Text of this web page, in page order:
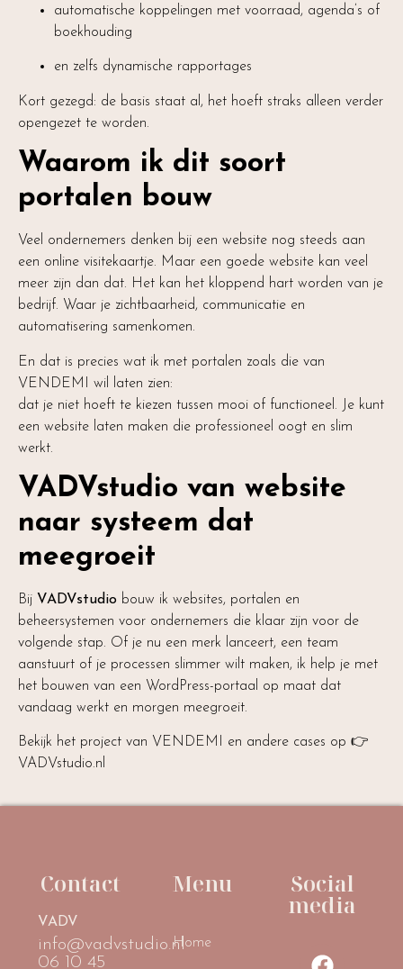
automatische koppelingen met voorraad, agenda’s of
boekhouding
en zelfs dynamische rapportages
Kort gezegd: de basis staat al, het hoeft straks alleen verder
opengezet te worden.
Waarom ik dit soort
portalen bouw
Veel ondernemers denken bij een website nog steeds aan
een online visitekaartje. Maar een goede website kan veel
meer zijn dan dat. Het kan het kloppend hart worden van je
bedrijf. Waar je zichtbaarheid, communicatie en
automatisering samenkomen.
En dat is precies wat ik met portalen zoals die van
VENDEMI wil laten zien:
dat je niet hoeft te kiezen tussen mooi of functioneel. Je kunt
een website laten maken die professioneel oogt en slim
werkt.
VADVstudio van website
naar systeem dat
meegroeit
Bij VADVstudio bouw ik websites, portalen en
beheersystemen voor ondernemers die klaar zijn voor de
volgende stap. Of je nu een merk lanceert, een team
aanstuurt of je processen slimmer wilt maken, ik help je met
het bouwen van een WordPress-portaal op maat dat
vandaag werkt en morgen meegroeit.
Bekijk het project van VENDEMI en andere cases op 👉
VADVstudio.nl
Contact
VADV
info@vadvstudio.nl
06 10 45
Menu
Home
Social
media